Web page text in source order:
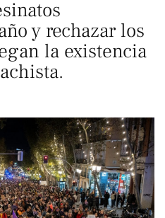
y rechazar los
la existencia